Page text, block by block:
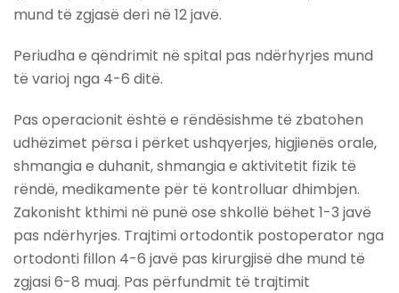
mund të zgjasë deri në 12 javë.
Periudha e qëndrimit në spital pas ndërhyrjes mund
të varioj nga 4-6 ditë.
Pas operacionit është e rëndësishme të zbatohen
udhëzimet përsa i përket ushqyerjes, higjienës orale,
shmangia e duhanit, shmangia e aktivitetit fizik të
rëndë, medikamente për të kontrolluar dhimbjen.
Zakonisht kthimi në punë ose shkollë bëhet 1-3 javë
pas ndërhyrjes. Trajtimi ortodontik postoperator nga
ortodonti fillon 4-6 javë pas kirurgjisë dhe mund të
zgjasi 6-8 muaj. Pas përfundmit të trajtimit